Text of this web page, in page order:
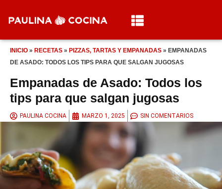
INICIO » RECETAS » PIZZAS, TARTAS Y EMPANADAS » EMPANADAS
DE ASADO: TODOS LOS TIPS PARA QUE SALGAN JUGOSAS
Empanadas de Asado: Todos los
tips para que salgan jugosas
PAULINA COCINA MARZO 1, 2025 SIN COMENTARIOS